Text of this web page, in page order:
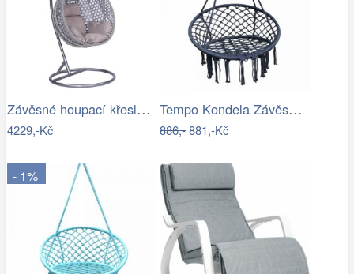
Závěsné houpací křeslo Houseland Imogen…
4229,-Kč
Tempo Kondela Závěsné křeslo AMADO 2…
886,-881,-Kč
- 1%